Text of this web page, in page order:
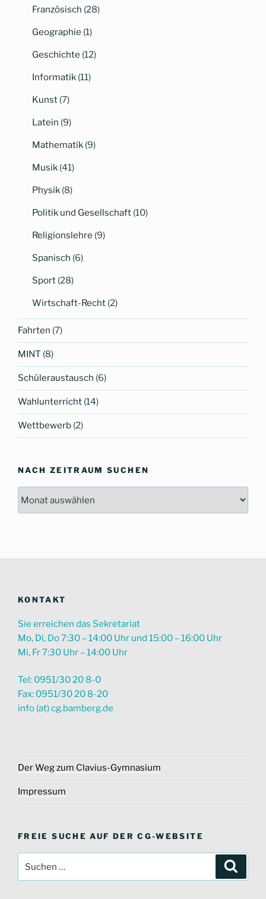
Französisch (28)
Geographie (1)
Geschichte (12)
Informatik (11)
Kunst (7)
Latein (9)
Mathematik (9)
Musik (41)
Physik (8)
Politik und Gesellschaft (10)
Religionslehre (9)
Spanisch (6)
Sport (28)
Wirtschaft-Recht (2)
Fahrten (7)
MINT (8)
Schüleraustausch (6)
Wahlunterricht (14)
Wettbewerb (2)
NACH ZEITRAUM SUCHEN
KONTAKT
Sie erreichen das Sekretariat
Mo, Di, Do 7:30 – 14:00 Uhr und 15:00 – 16:00 Uhr
Mi, Fr 7:30 Uhr – 14:00 Uhr
Tel: 0951/30 20 8-0
Fax: 0951/30 20 8-20
info (at) cg.bamberg.de
Der Weg zum Clavius-Gymnasium
Impressum
FREIE SUCHE AUF DER CG-WEBSITE
nach: